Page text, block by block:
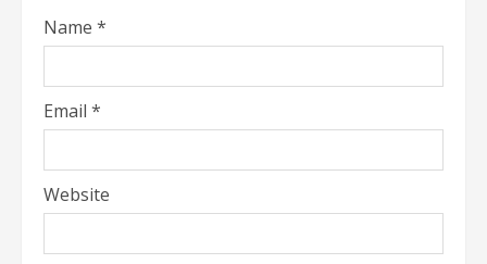
Name *
Email *
Website